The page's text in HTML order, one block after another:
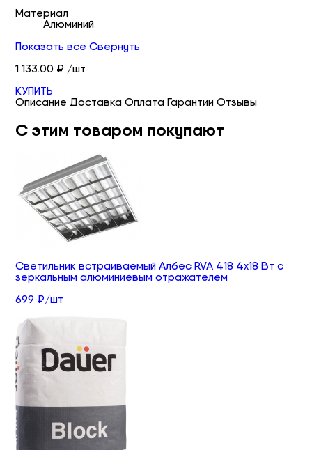
Материал
Алюминий
Показать все Свернуть
1 133.00 ₽ /шт
КУПИТЬ
Описание Доставка Оплата Гарантии Отзывы
С этим товаром покупают
Светильник встраиваемый Албес RVA 418 4х18 Вт с
зеркальным алюминиевым отражателем
699 ₽/шт